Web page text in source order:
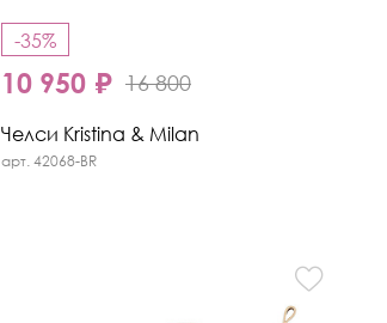
-35%
10 950 ₽ 16 800
Челси Kristina & Milan
арт. 42068-BR